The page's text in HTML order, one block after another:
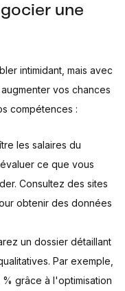
une
intimidant, mais avec
vos chances
compétences :
les salaires du
ce que vous
Consultez des sites
obtenir des données
un dossier détaillant
Par exemple,
grâce à l'optimisation